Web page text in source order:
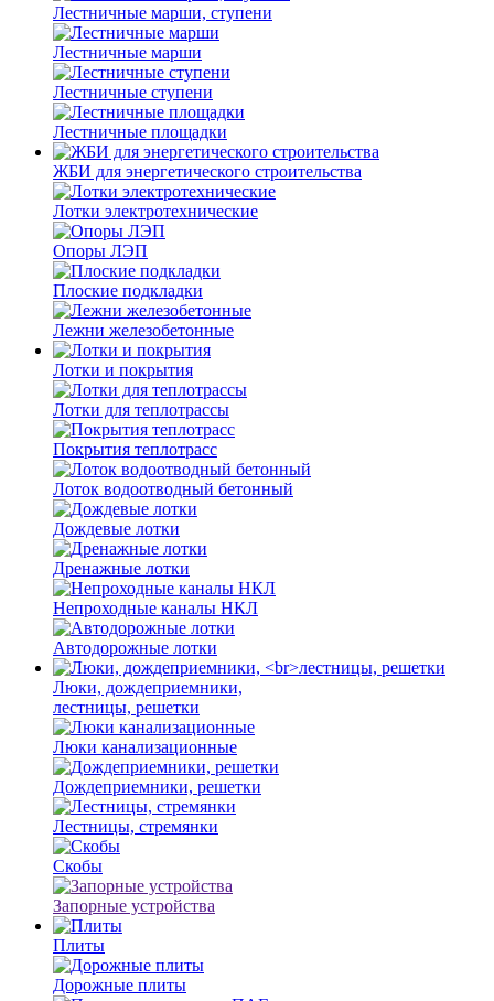
Лестничные марши, ступени
Лестничные марши
Лестничные ступени
Лестничные площадки
ЖБИ для энергетического строительства
Лотки электротехнические
Опоры ЛЭП
Плоские подкладки
Лежни железобетонные
Лотки и покрытия
Лотки для теплотрассы
Покрытия теплотрасс
Лоток водоотводный бетонный
Дождевые лотки
Дренажные лотки
Непроходные каналы НКЛ
Автодорожные лотки
Люки, дождеприемники,
лестницы, решетки
Люки канализационные
Дождеприемники, решетки
Лестницы, стремянки
Скобы
Запорные устройства
Плиты
Дорожные плиты